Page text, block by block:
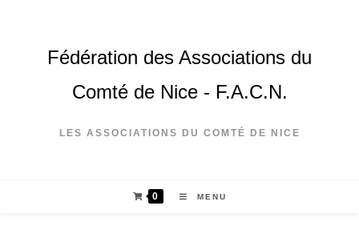
Fédération des Associations du
Comté de Nice - F.A.C.N.
LES ASSOCIATIONS DU COMTÉ DE NICE
0 MENU